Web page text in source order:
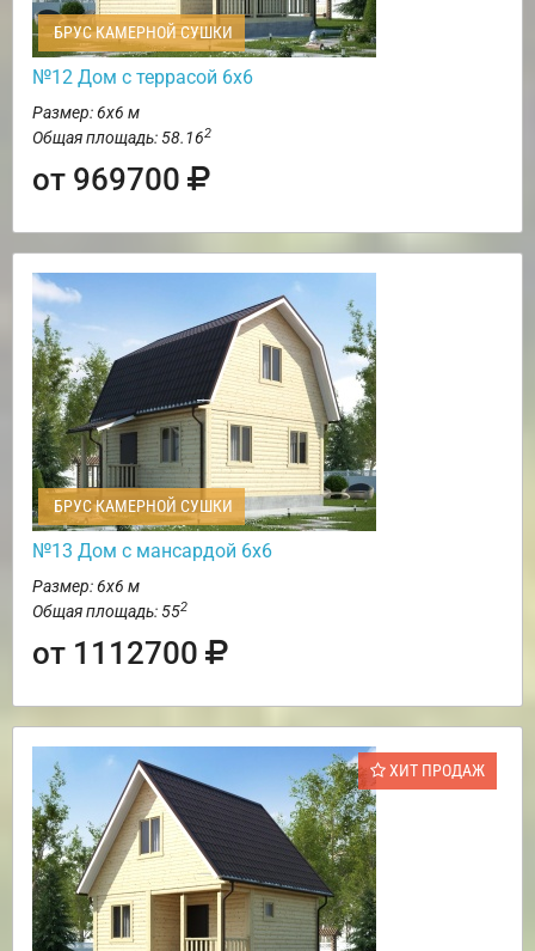
БРУС КАМЕРНОЙ СУШКИ
№12 Дом с террасой 6х6
Размер: 6х6 м
Общая площадь: 58.162
от 969700
БРУС КАМЕРНОЙ СУШКИ
№13 Дом с мансардой 6х6
Размер: 6х6 м
Общая площадь: 552
от 1112700
ХИТ ПРОДАЖ